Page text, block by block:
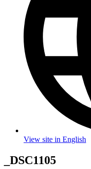
View site in English
_DSC1105